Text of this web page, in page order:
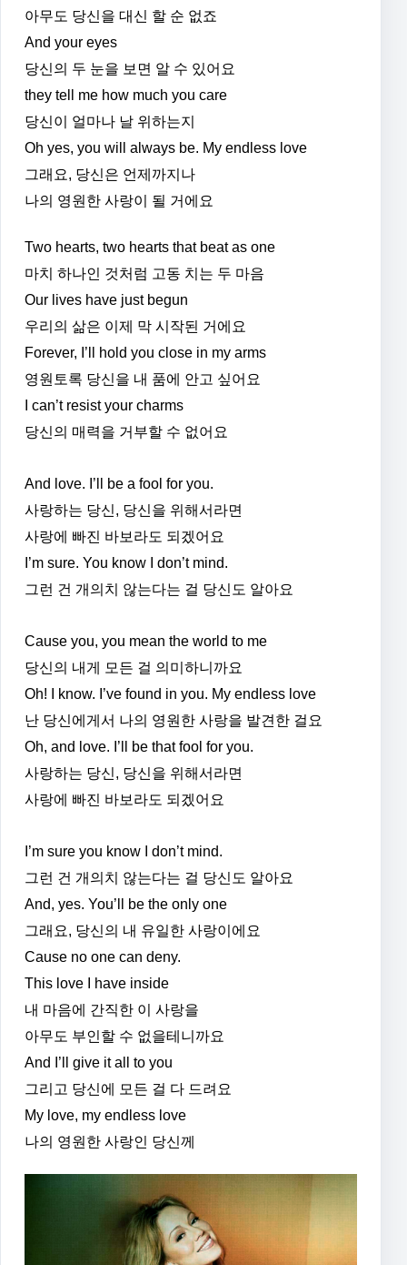
아무도 당신을 대신 할 순 없죠
And your eyes
당신의 두 눈을 보면 알 수 있어요
they tell me how much you care
당신이 얼마나 날 위하는지
Oh yes, you will always be. My endless love
그래요, 당신은 언제까지나
나의 영원한 사랑이 될 거에요
Two hearts, two hearts that beat as one
마치 하나인 것처럼 고동 치는 두 마음
Our lives have just begun
우리의 삶은 이제 막 시작된 거에요
Forever, I’ll hold you close in my arms
영원토록 당신을 내 품에 안고 싶어요
I can’t resist your charms
당신의 매력을 거부할 수 없어요
And love. I’ll be a fool for you.
사랑하는 당신, 당신을 위해서라면
사랑에 빠진 바보라도 되겠어요
I’m sure. You know I don’t mind.
그런 건 개의치 않는다는 걸 당신도 알아요
Cause you, you mean the world to me
당신의 내게 모든 걸 의미하니까요
Oh! I know. I’ve found in you. My endless love
난 당신에게서 나의 영원한 사랑을 발견한 걸요
Oh, and love. I’ll be that fool for you.
사랑하는 당신, 당신을 위해서라면
사랑에 빠진 바보라도 되겠어요
I’m sure you know I don’t mind.
그런 건 개의치 않는다는 걸 당신도 알아요
And, yes. You’ll be the only one
그래요, 당신의 내 유일한 사랑이에요
Cause no one can deny.
This love I have inside
내 마음에 간직한 이 사랑을
아무도 부인할 수 없을테니까요
And I’ll give it all to you
그리고 당신에 모든 걸 다 드려요
My love, my endless love
나의 영원한 사랑인 당신께